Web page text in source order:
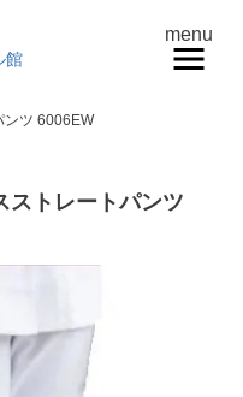
館
menu
ンツ 6006EW
ストレートパンツ